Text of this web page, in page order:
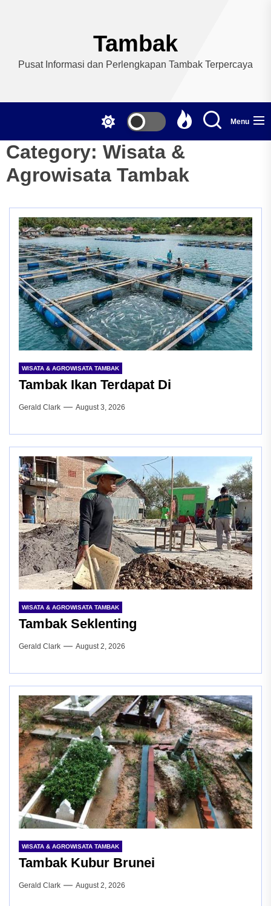
Tambak
Pusat Informasi dan Perlengkapan Tambak Terpercaya
Menu
Category: Wisata &
Agrowisata Tambak
WISATA & AGROWISATA TAMBAK
Tambak Ikan Terdapat Di
Gerald Clark August 3, 2026
WISATA & AGROWISATA TAMBAK
Tambak Seklenting
Gerald Clark August 2, 2026
WISATA & AGROWISATA TAMBAK
Tambak Kubur Brunei
Gerald Clark August 2, 2026